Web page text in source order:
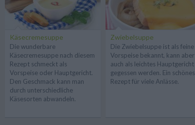
Käsecremesuppe
Die wunderbare
Käsecremesuppe nach diesem
Rezept schmeckt als
Vorspeise oder Hauptgericht.
Den Geschmack kann man
durch unterschiedliche
Käsesorten abwandeln.
Zwiebelsuppe
Die Zwiebelsuppe ist als feine
Vorspeise bekannt, kann aber
auch als leichtes Hauptgericht
gegessen werden. Ein schönes
Rezept für viele Anlässe.